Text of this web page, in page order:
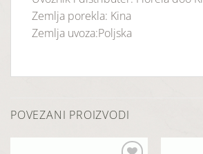
Zemlja porekla: Kina
Zemlja uvoza:Poljska
POVEZANI PROIZVODI